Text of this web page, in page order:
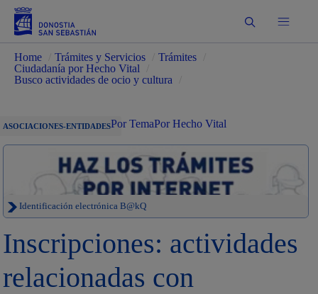
Buscar
Home Trámites y Servicios Trámites
Ciudadanía por Hecho Vital
Busco actividades de ocio y cultura
ASOCIACIONES-ENTIDADESPor TemaPor Hecho Vital
Identificación electrónica B@kQ
Inscripciones: actividades
relacionadas con